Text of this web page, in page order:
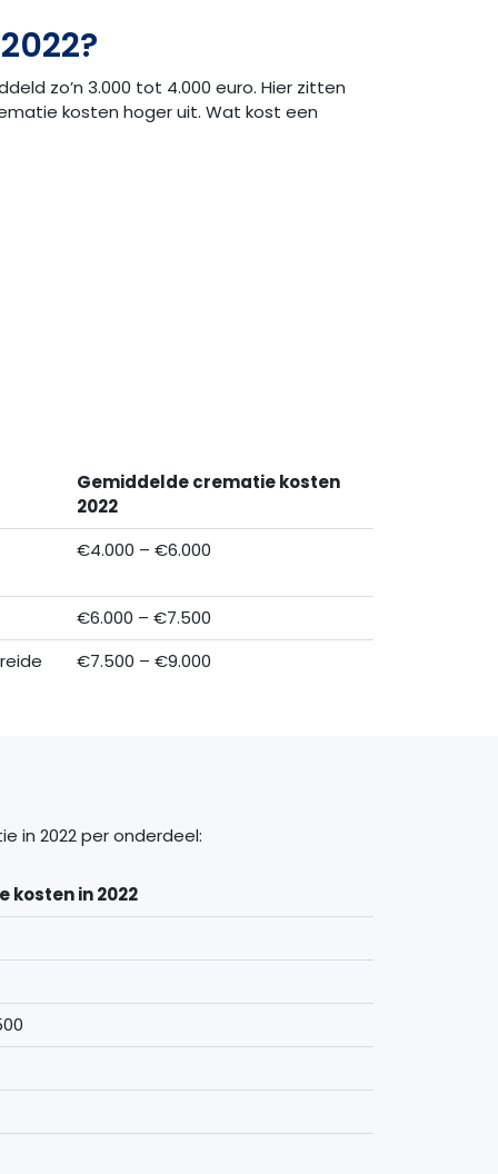
zo’n 3.000 tot 4.000 euro. Hier zitten
kosten hoger uit. Wat kost een
Gemiddelde crematie kosten
2022
€4.000 – €6.000
€6.000 – €7.500
€7.500 – €9.000
in 2022 per onderdeel:
kosten in 2022